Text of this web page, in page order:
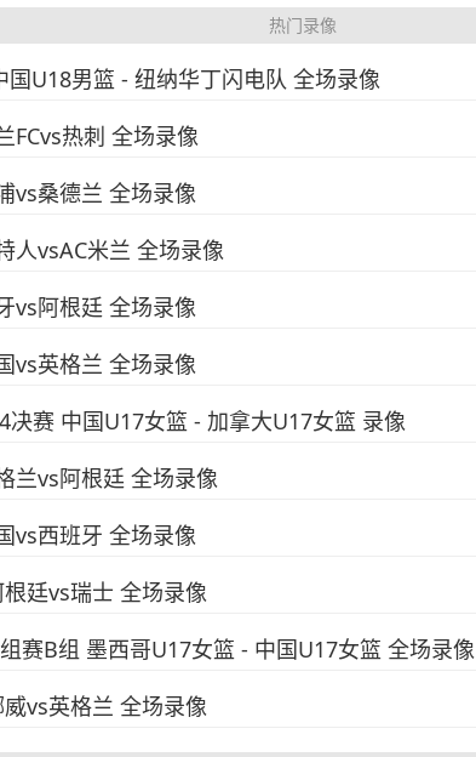
热门录像
U18男篮 - 纽纳华丁闪电队 全场录像
FCvs热刺 全场录像
vs桑德兰 全场录像
人vsAC米兰 全场录像
vs阿根廷 全场录像
vs英格兰 全场录像
赛 中国U17女篮 - 加拿大U17女篮 录像
兰vs阿根廷 全场录像
vs西班牙 全场录像
廷vs瑞士 全场录像
赛B组 墨西哥U17女篮 - 中国U17女篮 全场录像
vs英格兰 全场录像